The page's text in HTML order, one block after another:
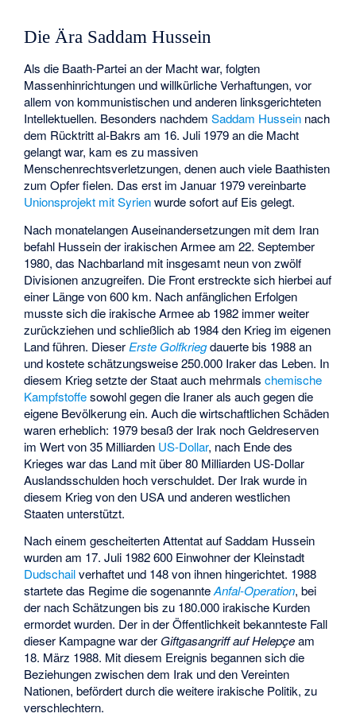
Die Ära Saddam Hussein
Als die Baath-Partei an der Macht war, folgten
Massenhinrichtungen und willkürliche Verhaftungen, vor
allem von kommunistischen und anderen linksgerichteten
Intellektuellen. Besonders nachdemSaddam Hussein nach
dem Rücktritt al-Bakrs am 16. Juli 1979 an die Macht
gelangt war, kam es zu massiven
Menschenrechtsverletzungen, denen auch viele Baathisten
zum Opfer fielen. Das erst im Januar 1979 vereinbarte
Unionsprojekt mit Syrienwurde sofort auf Eis gelegt.
Nach monatelangen Auseinandersetzungen mit dem Iran
befahl Hussein der irakischen Armee am 22. September
1980, das Nachbarland mit insgesamt neun von zwölf
Divisionen anzugreifen. Die Front erstreckte sich hierbei auf
einer Länge von 600 km. Nach anfänglichen Erfolgen
musste sich die irakische Armee ab 1982 immer weiter
zurückziehen und schließlich ab 1984 den Krieg im eigenen
Land führen. Dieser Erste Golfkriegdauerte bis 1988 an
und kostete schätzungsweise 250.000 Iraker das Leben. In
diesem Krieg setzte der Staat auch mehrmalschemische
Kampfstoffesowohl gegen die Iraner als auch gegen die
eigene Bevölkerung ein. Auch die wirtschaftlichen Schäden
waren erheblich: 1979 besaß der Irak noch Geldreserven
im Wert von 35 Milliarden US-Dollar, nach Ende des
Krieges war das Land mit über 80 Milliarden US-Dollar
Auslandsschulden hoch verschuldet. Der Irak wurde in
diesem Krieg von den USA und anderen westlichen
Staaten unterstützt.
Nach einem gescheiterten Attentat auf Saddam Hussein
wurden am 17. Juli 1982 600 Einwohner der Kleinstadt
Dudschailverhaftet und 148 von ihnen hingerichtet. 1988
startete das Regime die sogenannteAnfal-Operation, bei
der nach Schätzungen bis zu 180.000 irakische Kurden
ermordet wurden. Der in der Öffentlichkeit bekannteste Fall
dieser Kampagne war der Giftgasangriff auf Helepçeam
18. März 1988. Mit diesem Ereignis begannen sich die
Beziehungen zwischen dem Irak und den Vereinten
Nationen, befördert durch die weitere irakische Politik, zu
verschlechtern.